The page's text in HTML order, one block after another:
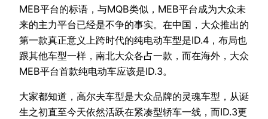
MEB平台的标语，与MQB类似，MEB平台成为大众未
来的主力平台已经是不争的事实。在中国，大众推出的
第一款真正意义上跨时代的纯电动车型是ID.4，布局也
跟其他车型一样，南北大众各占一款，而在海外，大众
MEB平台首款纯电动车应该是ID.3。
大家都知道，高尔夫车型是大众品牌的灵魂车型，从诞
生之初直至今天依然活跃在紧凑型轿车一线，而ID.3更